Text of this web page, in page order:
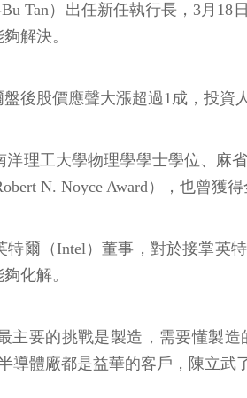
Tan）出任新任執行長，3月
解決。
後股價應聲大漲超過1成，投資
理工大學物理學學士學位、
N. Noyce Award），也曾獲
爾（Intel）董事，對於接掌
化解。
主要的挑戰是製造，需要懂製
導體廠都是益華的客戶，陳立武